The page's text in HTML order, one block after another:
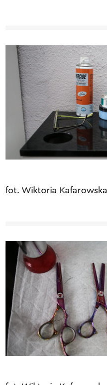
fot. Wiktoria Kafarowska